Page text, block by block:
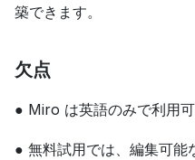
築できます。
欠点
● Miro は英語のみで利用可
● 無料試用では、編集可能